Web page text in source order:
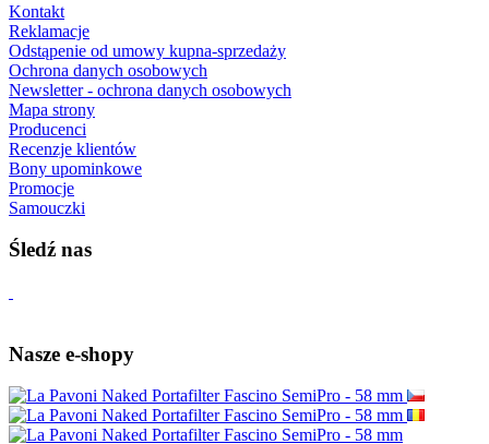
Kontakt
Reklamacje
Odstąpenie od umowy kupna-sprzedaży
Ochrona danych osobowych
Newsletter - ochrona danych osobowych
Mapa strony
Producenci
Recenzje klientów
Bony upominkowe
Promocje
Samouczki
Śledź nas
Nasze e-shopy